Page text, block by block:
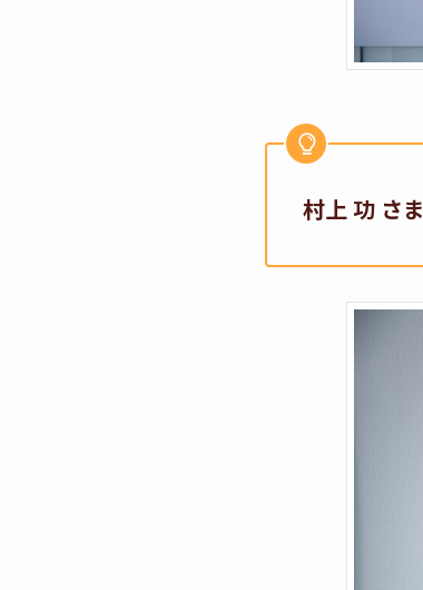
村上 功 さま